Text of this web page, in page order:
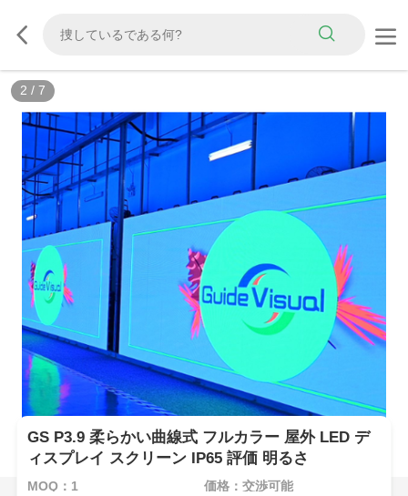
3 / 7
GS P3.9 柔らかい曲線式 フルカラー 屋外 LED デ
ィスプレイ スクリーン IP65 評価 明るさ
MOQ：1 価格：交渉可能